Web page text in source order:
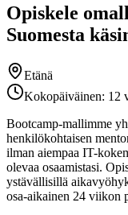
Opiskele
Suomesta
Etänä
Kokopäiväinen: 12
Bootcamp-mallimme
henkilökohtaisen
ilman aiempaa IT-
olevaa osaamistasi.
ystävällisillä
osa-aikainen 24 viikon